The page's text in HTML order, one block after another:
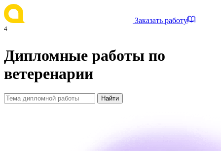
Заказать работу
4
Дипломные работы по
ветеренарии
Найти